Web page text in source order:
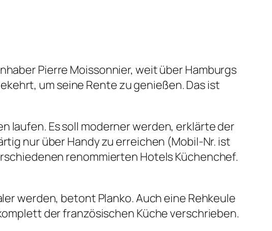
Pierre Moissonnier, weit über Hamburgs
um seine Rente zu genießen. Das ist
laufen. Es soll moderner werden, erklärte der
nur über Handy zu erreichen (Mobil-Nr. ist
renommierten Hotels Küchenchef.
werden, betont Planko. Auch eine Rehkeule
der französischen Küche verschrieben.